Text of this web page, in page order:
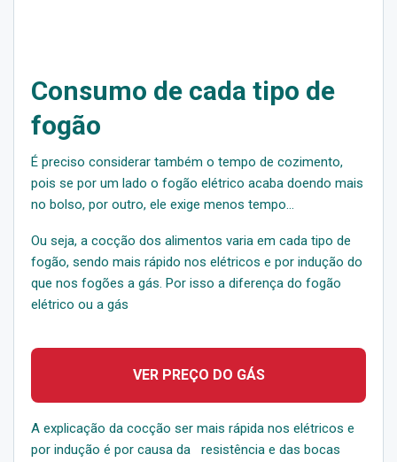
Consumo de cada tipo de
fogão
É preciso considerar também o tempo de cozimento,
pois se por um lado o fogão elétrico acaba doendo mais
no bolso, por outro, ele exige menos tempo…
Ou seja, a cocção dos alimentos varia em cada tipo de
fogão, sendo mais rápido nos elétricos e por indução do
que nos fogões a gás. Por isso a diferença do fogão
elétrico ou a gás
VER PREÇO DO GÁS
A explicação da cocção ser mais rápida nos elétricos e
por indução é por causa da resistência e das bocas